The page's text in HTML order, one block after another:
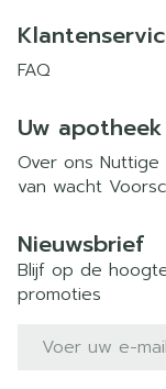
FAQ
Uw apotheek
Over ons Nuttige
van wacht
Nieuwsbrief
Blijf op de
promoties
E-mail adres